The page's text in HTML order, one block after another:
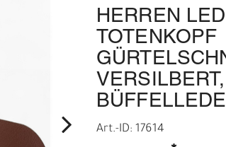
HERREN
TOTENKOPF
Art.-ID: 17614